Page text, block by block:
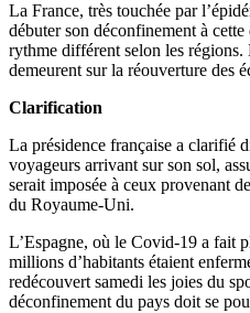
La France, très touchée par
débuter son déconfinement à
rythme différent selon les
demeurent sur la réouverture des
Clarification
La présidence française a clarifié
voyageurs arrivant sur son sol,
serait imposée à ceux provenant
du Royaume-Uni.
L’Espagne, où le Covid-19 a fait
millions d’habitants étaient
redécouvert samedi les joies du
déconfinement du pays doit se